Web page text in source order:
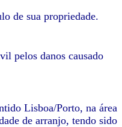
de sua propriedade.
pelos danos causado
Lisboa/Porto, na área
de arranjo, tendo sido